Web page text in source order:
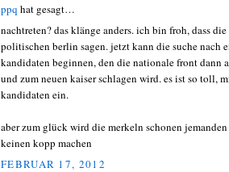
ppq hat gesagt…
nachtreten? das klänge anders. ich bin froh, dass
politischen berlin sagen. jetzt kann die suche nach
kandidaten beginnen, den die nationale front dann
und zum neuen kaiser schlagen wird. es ist so toll,
kandidaten ein.
aber zum glück wird die merkeln schonen
keinen kopp machen
FEBRUAR 17, 2012